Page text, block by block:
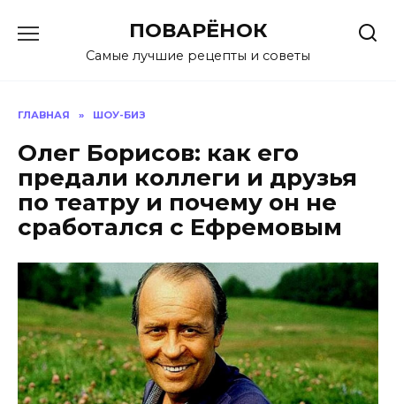
содержанию
ПОВАРЁНОК
Самые лучшие рецепты и советы
ГЛАВНАЯ » ШОУ-БИЗ
Олег Борисов: как его
предали коллеги и друзья
по театру и почему он не
сработался с Ефремовым